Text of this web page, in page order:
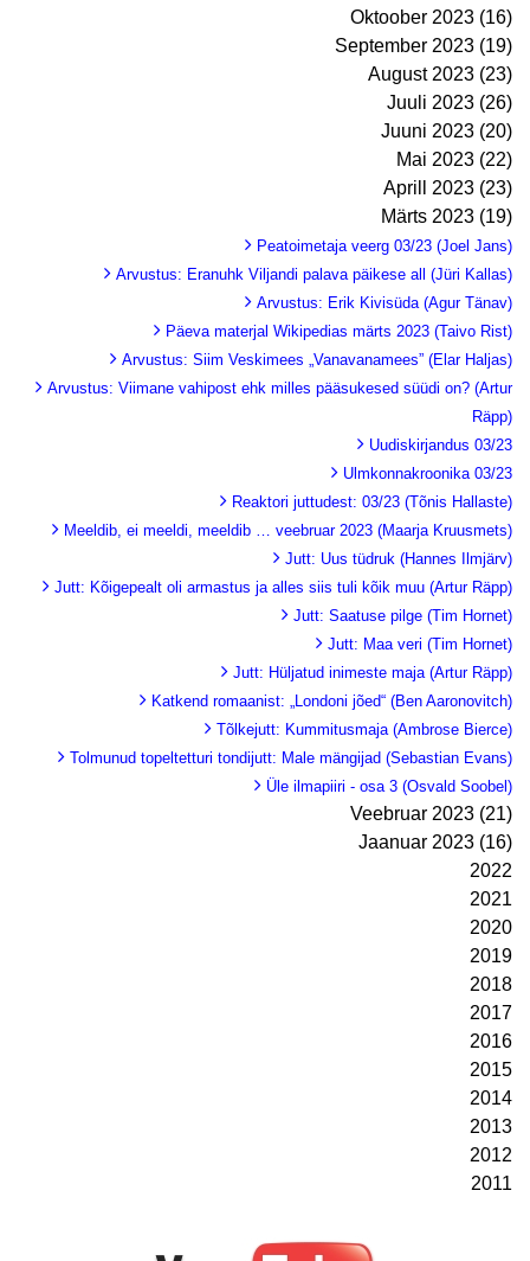
Oktoober 2023 (16)
September 2023 (19)
August 2023 (23)
Juuli 2023 (26)
Juuni 2023 (20)
Mai 2023 (22)
Aprill 2023 (23)
Märts 2023 (19)
Peatoimetaja veerg 03/23 (Joel Jans)
Arvustus: Eranuhk Viljandi palava päikese all (Jüri Kallas)
Arvustus: Erik Kivisüda (Agur Tänav)
Päeva materjal Wikipedias märts 2023 (Taivo Rist)
Arvustus: Siim Veskimees „Vanavanamees” (Elar Haljas)
Arvustus: Viimane vahipost ehk milles pääsukesed süüdi on? (Artur
Räpp)
Uudiskirjandus 03/23
Ulmkonnakroonika 03/23
Reaktori juttudest: 03/23 (Tõnis Hallaste)
Meeldib, ei meeldi, meeldib … veebruar 2023 (Maarja Kruusmets)
Jutt: Uus tüdruk (Hannes Ilmjärv)
Jutt: Kõigepealt oli armastus ja alles siis tuli kõik muu (Artur Räpp)
Jutt: Saatuse pilge (Tim Hornet)
Jutt: Maa veri (Tim Hornet)
Jutt: Hüljatud inimeste maja (Artur Räpp)
Katkend romaanist: „Londoni jõed“ (Ben Aaronovitch)
Tõlkejutt: Kummitusmaja (Ambrose Bierce)
Tolmunud topeltetturi tondijutt: Male mängijad (Sebastian Evans)
Üle ilmapiiri - osa 3 (Osvald Soobel)
Veebruar 2023 (21)
Jaanuar 2023 (16)
2022
2021
2020
2019
2018
2017
2016
2015
2014
2013
2012
2011